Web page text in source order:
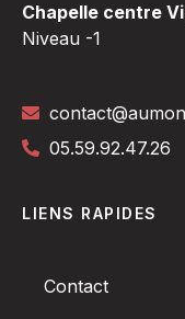
Chapelle centre
Niveau -1
05.59.92.47.26
LIENS RAPIDES
Contact